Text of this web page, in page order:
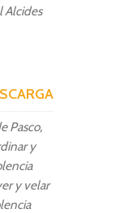
Alcides
Pasco,
y
y velar